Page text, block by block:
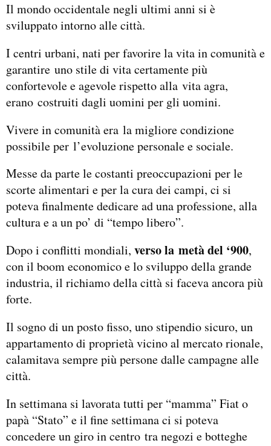
Il mondo occidentale negli ultimi anni si è
sviluppato intorno alle città.
I centri urbani, nati per favorire la vita in comunità e
garantire uno stile di vita certamente più
confortevole e agevole rispetto alla vita agra,
erano costruiti dagli uomini per gli uomini.
Vivere in comunità era la migliore condizione
possibile per l’evoluzione personale e sociale.
Messe da parte le costanti preoccupazioni per le
scorte alimentari e per la cura dei campi, ci si
poteva finalmente dedicare ad una professione, alla
cultura e a un po’ di “tempo libero”.
Dopo i conflitti mondiali, verso la metà del ‘900,
con il boom economico e lo sviluppo della grande
industria, il richiamo della città si faceva ancora più
forte.
Il sogno di un posto fisso, uno stipendio sicuro, un
appartamento di proprietà vicino al mercato rionale,
calamitava sempre più persone dalle campagne alle
città.
In settimana si lavorata tutti per “mamma” Fiat o
papà “Stato” e il fine settimana ci si poteva
concedere un giro in centro tra negozi e botteghe